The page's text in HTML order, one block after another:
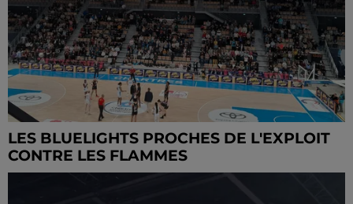
LES BLUELIGHTS PROCHES DE L'EXPLOIT
CONTRE LES FLAMMES